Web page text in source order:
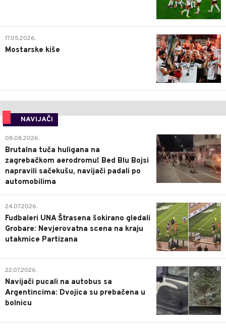
0
17.05.2026.
Mostarske kiše
NAVIJAČI
0
08.08.2026.
Brutalna tuča huligana na
zagrebačkom aerodromu! Bed Blu Bojsi
napravili sačekušu, navijači padali po
automobilima
0
24.07.2026.
Fudbaleri UNA Štrasena šokirano gledali
Grobare: Nevjerovatna scena na kraju
utakmice Partizana
0
22.07.2026.
Navijači pucali na autobus sa
Argentincima: Dvojica su prebačena u
bolnicu